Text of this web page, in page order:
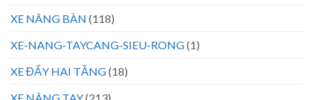
XE NÂNG BÀN (118)
XE-NANG-TAYCANG-SIEU-RONG(1)
XE ĐẨY HAI TẦNG(18)